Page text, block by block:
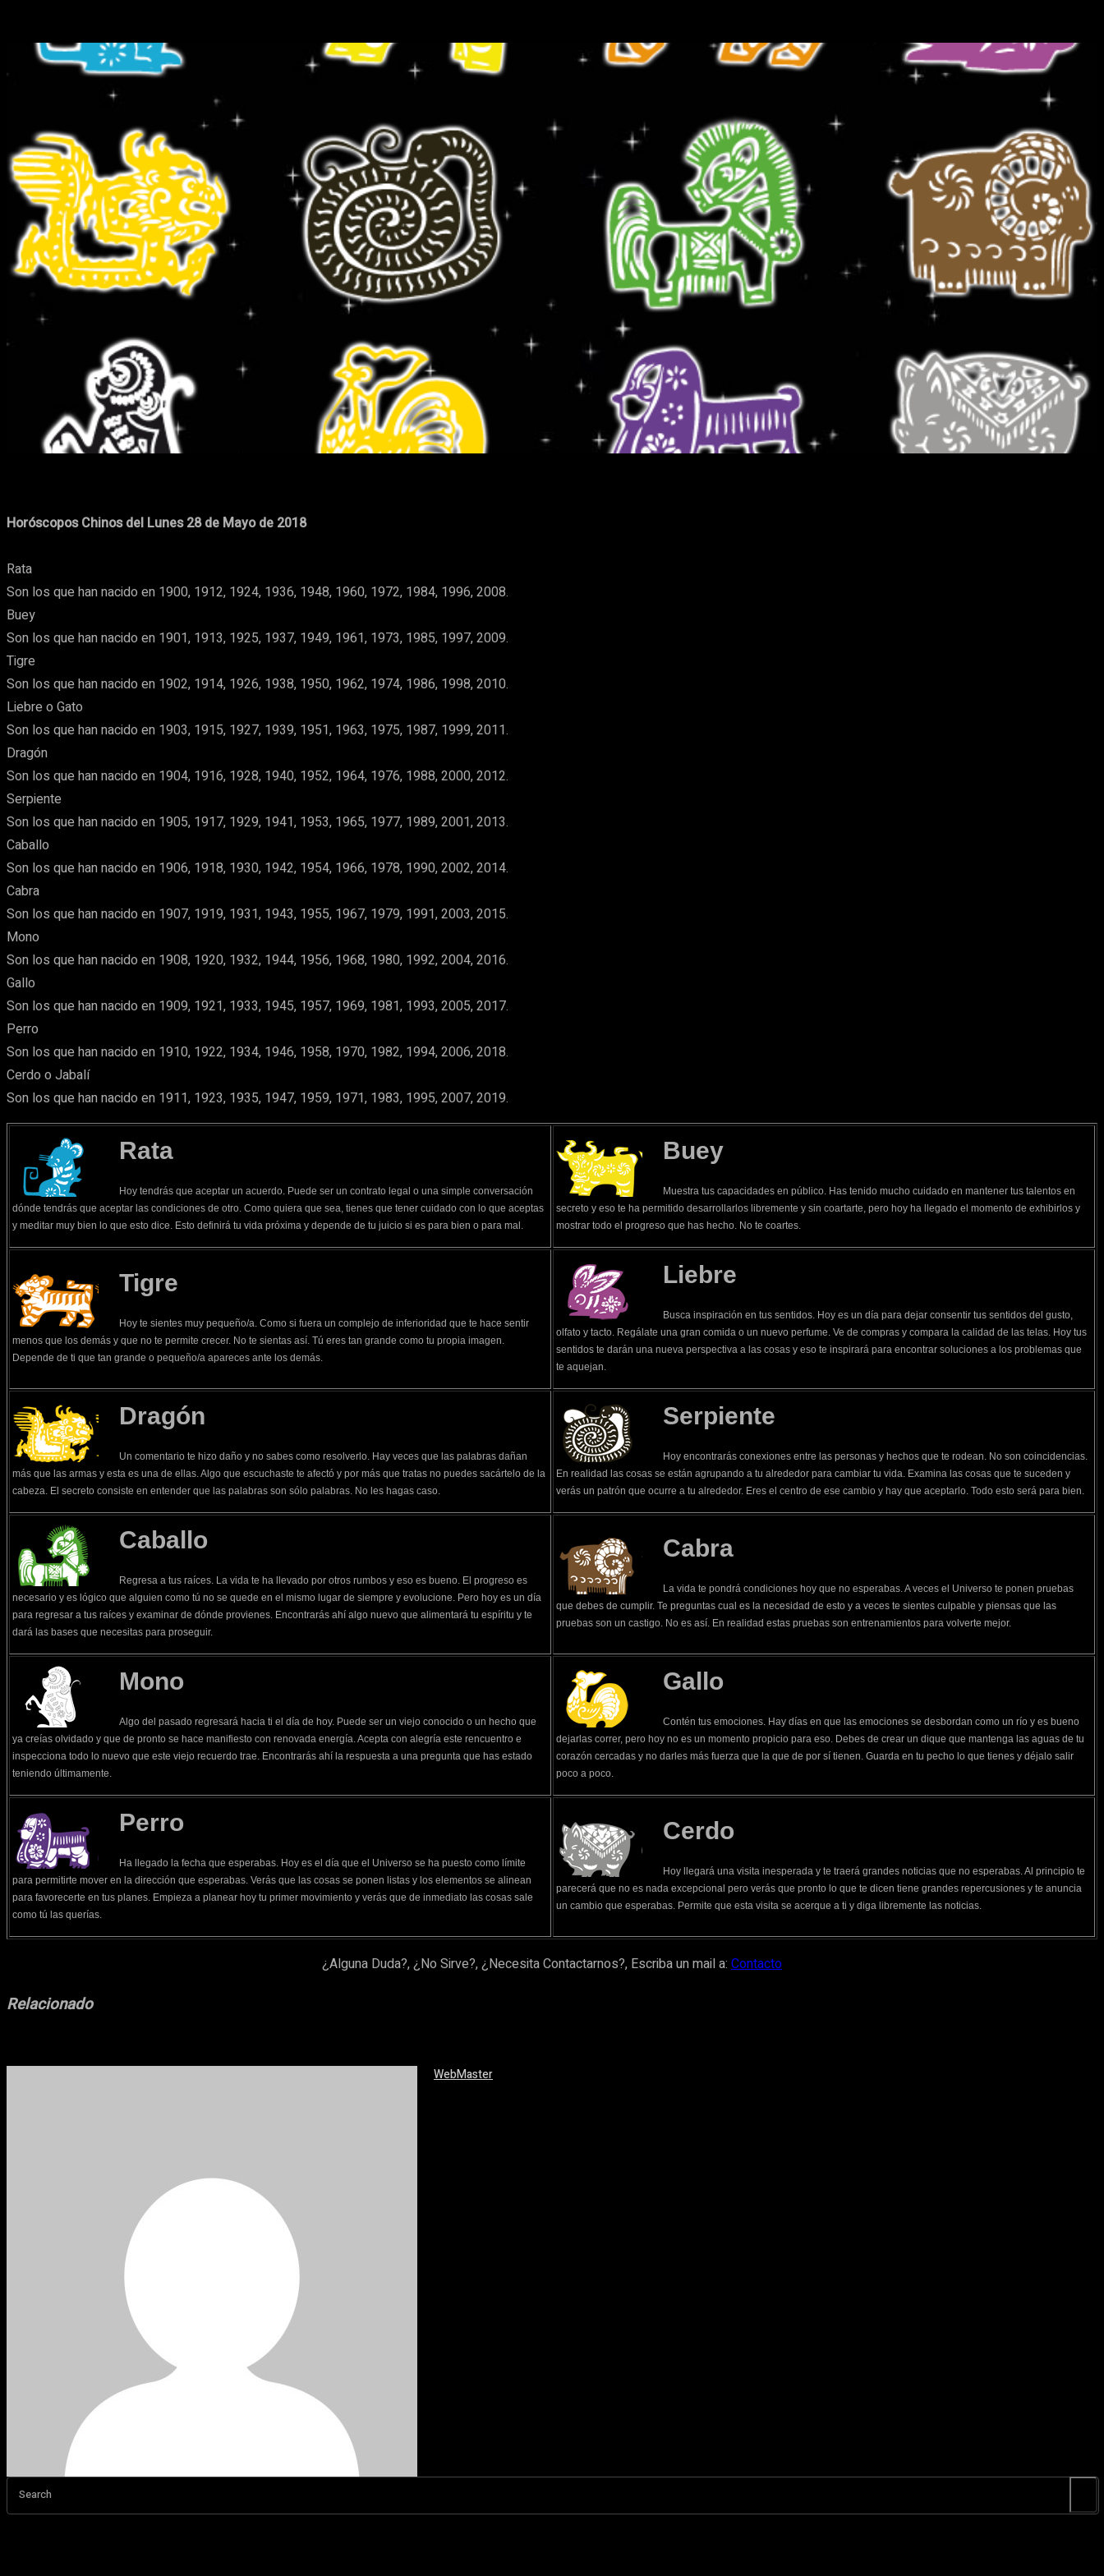
Cuota Facebook Pinterest WhatsApp
Horóscopos Chinos del Lunes 28 de Mayo de 2018
Rata
Son los que han nacido en 1900, 1912, 1924, 1936, 1948, 1960, 1972, 1984, 1996, 2008.
Buey
Son los que han nacido en 1901, 1913, 1925, 1937, 1949, 1961, 1973, 1985, 1997, 2009.
Tigre
Son los que han nacido en 1902, 1914, 1926, 1938, 1950, 1962, 1974, 1986, 1998, 2010.
Liebre o Gato
Son los que han nacido en 1903, 1915, 1927, 1939, 1951, 1963, 1975, 1987, 1999, 2011.
Dragón
Son los que han nacido en 1904, 1916, 1928, 1940, 1952, 1964, 1976, 1988, 2000, 2012.
Serpiente
Son los que han nacido en 1905, 1917, 1929, 1941, 1953, 1965, 1977, 1989, 2001, 2013.
Caballo
Son los que han nacido en 1906, 1918, 1930, 1942, 1954, 1966, 1978, 1990, 2002, 2014.
Cabra
Son los que han nacido en 1907, 1919, 1931, 1943, 1955, 1967, 1979, 1991, 2003, 2015.
Mono
Son los que han nacido en 1908, 1920, 1932, 1944, 1956, 1968, 1980, 1992, 2004, 2016.
Gallo
Son los que han nacido en 1909, 1921, 1933, 1945, 1957, 1969, 1981, 1993, 2005, 2017.
Perro
Son los que han nacido en 1910, 1922, 1934, 1946, 1958, 1970, 1982, 1994, 2006, 2018.
Cerdo o Jabalí
Son los que han nacido en 1911, 1923, 1935, 1947, 1959, 1971, 1983, 1995, 2007, 2019.
Rata
Hoy tendrás que aceptar un acuerdo. Puede ser un contrato legal o una simple conversación
dónde tendrás que aceptar las condiciones de otro. Como quiera que sea, tienes que tener cuidado con lo que aceptas
y meditar muy bien lo que esto dice. Esto definirá tu vida próxima y depende de tu juicio si es para bien o para mal.
Buey
Muestra tus capacidades en público. Has tenido mucho cuidado en mantener tus talentos en
secreto y eso te ha permitido desarrollarlos libremente y sin coartarte, pero hoy ha llegado el momento de exhibirlos y
mostrar todo el progreso que has hecho. No te coartes.
Tigre
Hoy te sientes muy pequeño/a. Como si fuera un complejo de inferioridad que te hace sentir
menos que los demás y que no te permite crecer. No te sientas así. Tú eres tan grande como tu propia imagen.
Depende de ti que tan grande o pequeño/a apareces ante los demás.
Liebre
Busca inspiración en tus sentidos. Hoy es un día para dejar consentir tus sentidos del gusto,
olfato y tacto. Regálate una gran comida o un nuevo perfume. Ve de compras y compara la calidad de las telas. Hoy tus
sentidos te darán una nueva perspectiva a las cosas y eso te inspirará para encontrar soluciones a los problemas que
te aquejan.
Dragón
Un comentario te hizo daño y no sabes como resolverlo. Hay veces que las palabras dañan
más que las armas y esta es una de ellas. Algo que escuchaste te afectó y por más que tratas no puedes sacártelo de la
cabeza. El secreto consiste en entender que las palabras son sólo palabras. No les hagas caso.
Serpiente
Hoy encontrarás conexiones entre las personas y hechos que te rodean. No son coincidencias.
En realidad las cosas se están agrupando a tu alrededor para cambiar tu vida. Examina las cosas que te suceden y
verás un patrón que ocurre a tu alrededor. Eres el centro de ese cambio y hay que aceptarlo. Todo esto será para bien.
Caballo
Regresa a tus raíces. La vida te ha llevado por otros rumbos y eso es bueno. El progreso es
necesario y es lógico que alguien como tú no se quede en el mismo lugar de siempre y evolucione. Pero hoy es un día
para regresar a tus raíces y examinar de dónde provienes. Encontrarás ahí algo nuevo que alimentará tu espíritu y te
dará las bases que necesitas para proseguir.
Cabra
La vida te pondrá condiciones hoy que no esperabas. A veces el Universo te ponen pruebas
que debes de cumplir. Te preguntas cual es la necesidad de esto y a veces te sientes culpable y piensas que las
pruebas son un castigo. No es así. En realidad estas pruebas son entrenamientos para volverte mejor.
Mono
Algo del pasado regresará hacia ti el día de hoy. Puede ser un viejo conocido o un hecho que
ya creías olvidado y que de pronto se hace manifiesto con renovada energía. Acepta con alegría este rencuentro e
inspecciona todo lo nuevo que este viejo recuerdo trae. Encontrarás ahí la respuesta a una pregunta que has estado
teniendo últimamente.
Gallo
Contén tus emociones. Hay días en que las emociones se desbordan como un río y es bueno
dejarlas correr, pero hoy no es un momento propicio para eso. Debes de crear un dique que mantenga las aguas de tu
corazón cercadas y no darles más fuerza que la que de por sí tienen. Guarda en tu pecho lo que tienes y déjalo salir
poco a poco.
Perro
Ha llegado la fecha que esperabas. Hoy es el día que el Universo se ha puesto como límite
para permitirte mover en la dirección que esperabas. Verás que las cosas se ponen listas y los elementos se alinean
para favorecerte en tus planes. Empieza a planear hoy tu primer movimiento y verás que de inmediato las cosas sale
como tú las querías.
Cerdo
Hoy llegará una visita inesperada y te traerá grandes noticias que no esperabas. Al principio te
parecerá que no es nada excepcional pero verás que pronto lo que te dicen tiene grandes repercusiones y te anuncia
un cambio que esperabas. Permite que esta visita se acerque a ti y diga libremente las noticias.
¿Alguna Duda?, ¿No Sirve?, ¿Necesita Contactarnos?, Escriba un mail a: Contacto
Relacionado
WebMaster
Search